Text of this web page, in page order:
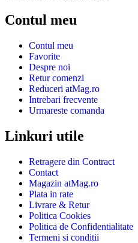
Contul meu
Contul meu
Favorite
Despre noi
Retur comenzi
Reduceri atMag.ro
Intrebari frecvente
Urmareste comanda
Linkuri utile
Retragere din Contract
Contact
Magazin atMag.ro
Plata in rate
Livrare & Retur
Politica Cookies
Politica de Confidentialitate
Termeni si conditii